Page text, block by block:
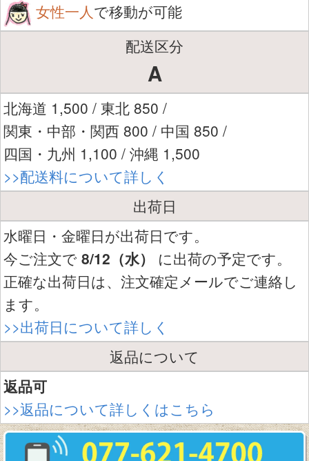
女性一人で移動が可能
配送区分
A
北海道 1,500 / 東北 850 /
関東・中部・関西 800 / 中国 850 /
四国・九州 1,100 / 沖縄 1,500
>>配送料について詳しく
出荷日
水曜日・金曜日が出荷日です。
今ご注文で 8/12（水）
に出荷の予定です。
正確な出荷日は、注文確定メールでご連絡し
ます。
>>出荷日について詳しく
返品について
返品可
>>返品について詳しくはこちら